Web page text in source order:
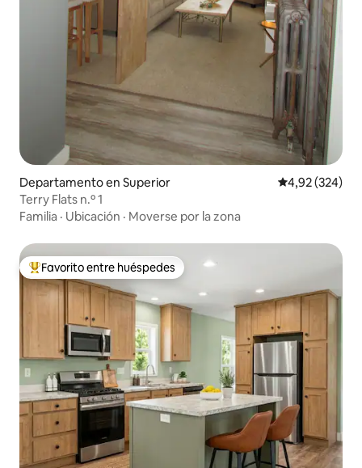
Departamento en Superior Calificación
4,92 (324)
Terry Flats n.º 1
Familia · Ubicación · Moverse por la zona
Favorito entre los huéspedes más destacados
Favorito entre huéspedes